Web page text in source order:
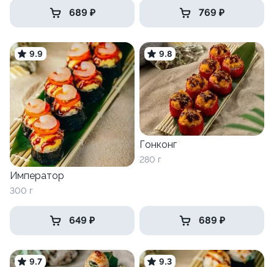
689 ₽ 769 ₽
9.9
Император
300 г
649 ₽
9.8
Гонконг
280 г
689 ₽
9.7 9.3